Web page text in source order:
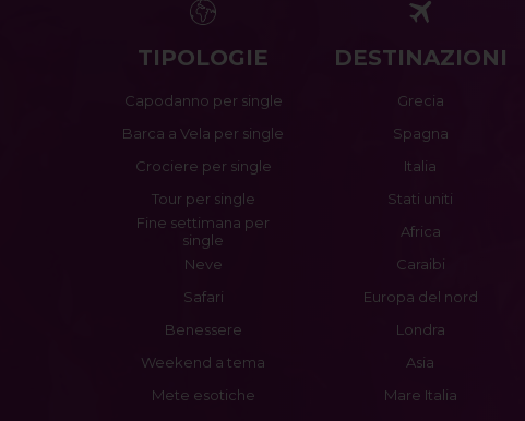
TIPOLOGIE
Capodanno per single
Barca a Vela per single
Crociere per single
Tour per single
Fine settimana per
single
Neve
Safari
Benessere
Weekend a tema
Mete esotiche
DESTINAZIONI
Grecia
Spagna
Italia
Stati uniti
Africa
Caraibi
Europa del nord
Londra
Asia
Mare Italia